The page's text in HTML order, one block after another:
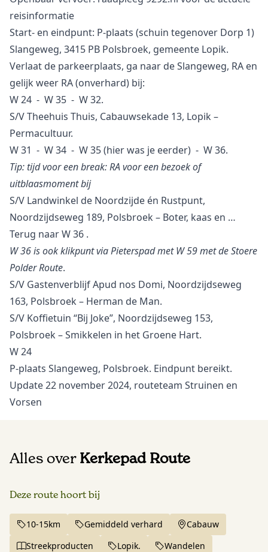
reisinformatie
Start- en eindpunt: P-plaats (schuin tegenover Dorp 1)
Slangeweg, 3415 PB Polsbroek, gemeente Lopik.
Verlaat de parkeerplaats, ga naar de Slangeweg, RA en
gelijk weer RA (onverhard) bij:
W 24 - W 35 - W 32.
S/V Theehuis Thuis, Cabauwsekade 13, Lopik –
Permacultuur.
W 31 - W 34 - W 35 (hier was je eerder) - W 36.
Tip: tijd voor een break: RA voor een bezoek of
uitblaasmoment bij
S/V Landwinkel de Noordzijde én Rustpunt,
Noordzijdseweg 189, Polsbroek – Boter, kaas en …
Terug naar W 36 .
W 36 is ook klikpunt via Pieterspad met W 59 met de Stoere
Polder Route.
S/V Gastenverblijf Apud nos Domi, Noordzijdseweg
163, Polsbroek – Herman de Man.
S/V Koffietuin “Bij Joke”, Noordzijdseweg 153,
Polsbroek – Smikkelen in het Groene Hart.
W 24
P-plaats Slangeweg, Polsbroek. Eindpunt bereikt.
Update 22 november 2024, routeteam Struinen en
Vorsen
Alles over Kerkepad Route
Deze route hoort bij
10-15km Gemiddeld verhard
Cabauw
Streekproducten
Lopik.
Wandelen